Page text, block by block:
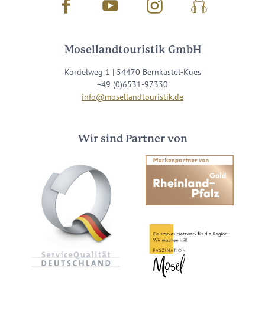
Facebook Youtube InstagramPodcast
Mosellandtouristik GmbH
Kordelweg 1 | 54470 Bernkastel-Kues
+49 (0)6531-97330
info@mosellandtouristik.de
Wir sind Partner von